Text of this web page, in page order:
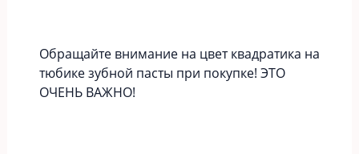
Обращайте внимание на цвет квадратика на
тюбике зубной пасты при покупке! ЭТО
ОЧЕНЬ ВАЖНО!